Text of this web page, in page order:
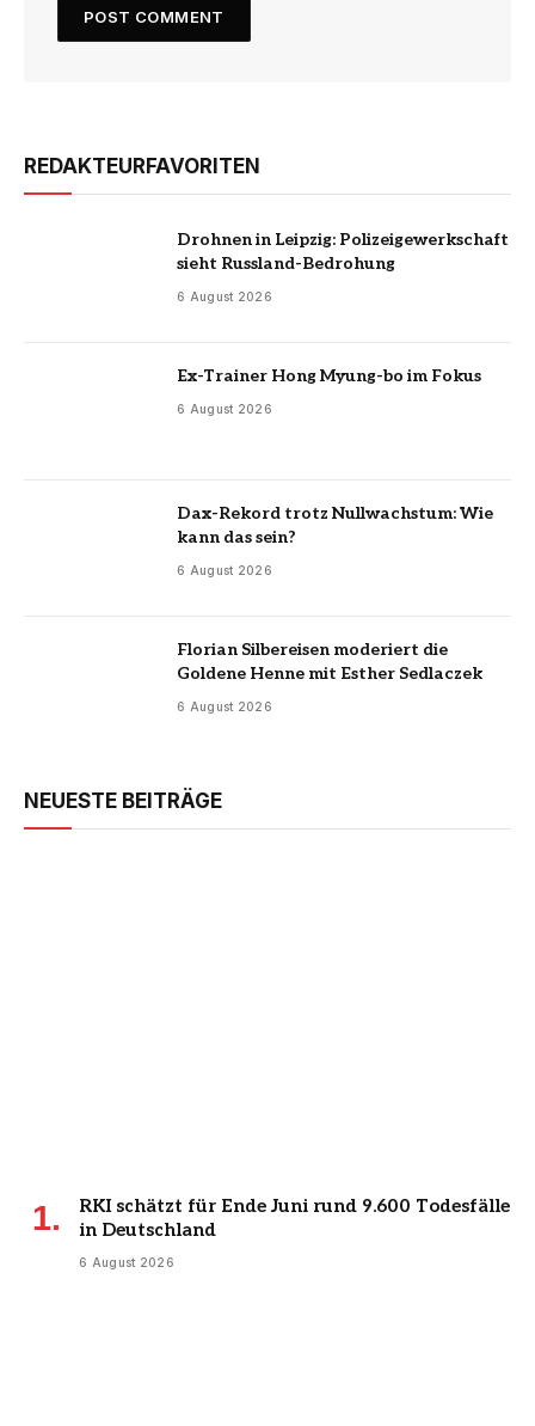
REDAKTEURFAVORITEN
Drohnen in Leipzig: Polizeigewerkschaft
sieht Russland-Bedrohung
6 August 2026
Ex-Trainer Hong Myung-bo im Fokus
6 August 2026
Dax-Rekord trotz Nullwachstum: Wie
kann das sein?
6 August 2026
Florian Silbereisen moderiert die
Goldene Henne mit Esther Sedlaczek
6 August 2026
NEUESTE BEITRÄGE
RKI schätzt für Ende Juni rund 9.600 Todesfälle
in Deutschland
6 August 2026